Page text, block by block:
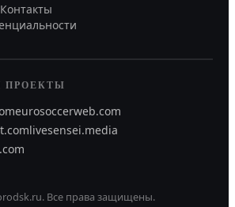
Контакты
ПРОЕКТЫ
eurosoccerweb.com
livesensei.media
. Все права защищены.